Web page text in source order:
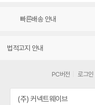
빠른배송 안내
법적고지 안내
PC버전 로그인
(주) 커넥트웨이브